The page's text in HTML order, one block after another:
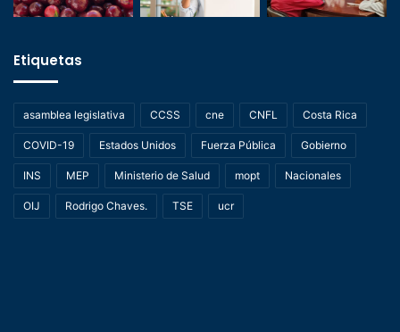
Etiquetas
asamblea legislativa CCSS cne CNFL Costa Rica
COVID-19 Estados Unidos Fuerza Pública Gobierno
INS MEP Ministerio de Salud mopt Nacionales
OIJ Rodrigo Chaves. TSE ucr